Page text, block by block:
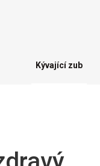
Kývající zub